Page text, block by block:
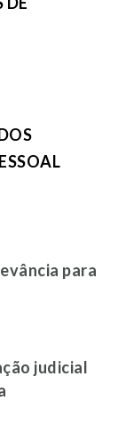
para
judicial